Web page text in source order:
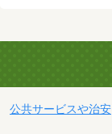
公共サービスや治安